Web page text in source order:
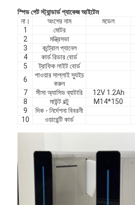
স্পিড গেট স্ট্যান্ডার্ড প্যাকেজ আইটেম
না।
অংশের নাম মডেল
1
মোটর
2
মন্ত্রিসভা
3
কন্ট্রোল প্যানেল
4
কার্ড রিডার বোর্ড
5
ট্রাফিক লাইট বোর্ড
6
পাওয়ার সাপ্লাই স্যুইচ
করুন
7
সীসা অ্যাসিড ব্যাটারি 12V 1.2Ah
8
মাউন্ট বল্টু M14*150
9
দিক - নির্দেশনা বিবরনী
10
ওয়ারেন্টি কার্ড